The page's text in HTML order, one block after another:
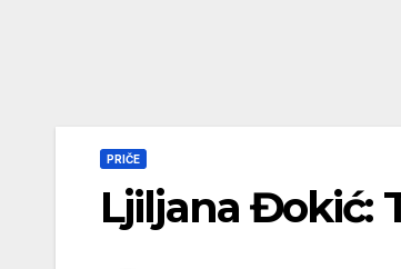
PRIČE
Ljiljana Đokić: